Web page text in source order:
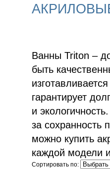
Ванны Triton –
быть
гарантирует
и
за сохранность
можно купить
каждой модели
Сортировать по: